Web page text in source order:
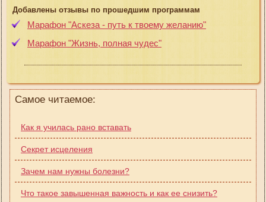
Добавлены отзывы по прошедшим программам
Марафон "Аскеза - путь к твоему желанию"
Марафон "Жизнь, полная чудес"
Самое читаемое:
Как я училась рано вставать
Секрет исцеления
Зачем нам нужны болезни?
Что такое завышенная важность и как ее снизить?